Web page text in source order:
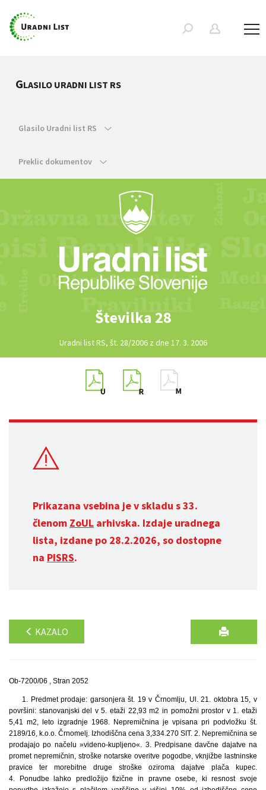
GLASILO URADNI LIST RS
Glasilo Uradni list RS
Preklic dokumentov
Številka 28
Uradni list RS, št. 28/2006 z dne 17. 3. 2006
Prikazana vsebina je v skladu s 33.
členom ZoUL arhivska. Izdaje uradnega
lista, izdane po 28.2.2026, so dostopne
na PISRS.
KAZALO
Ob-7200/06 , Stran 2052
1. Predmet prodaje: garsonjera št. 19 v Črnomlju, Ul. 21. oktobra 15, v
površini: stanovanjski del v 5. etaži 22,93 m2 in pomožni prostor v 1. etaži
5,41 m2, leto izgradnje 1968. Nepremičnina je vpisana pri podvložku št.
2189/16, k.o.o. Črnomelj. Izhodiščna cena 3,334.270 SIT. 2. Nepremičnina se
prodajajo po načelu »videno-kupljeno«. 3. Predpisane davčne dajatve na
promet nepremičnin, stroške notarske overitve pogodbe, vknjižbe lastninske
pravice ter morebitne druge stroške oziroma dajatve plača kupec.
4. Ponudbe lahko predložijo fizične in pravne osebe, ki resnost svoje